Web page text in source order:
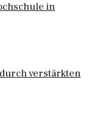
in
verstärkten